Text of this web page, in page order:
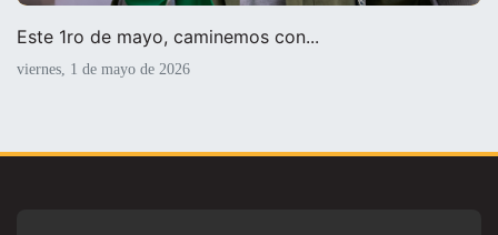
Este 1ro de mayo, caminemos con...
viernes, 1 de mayo de 2026